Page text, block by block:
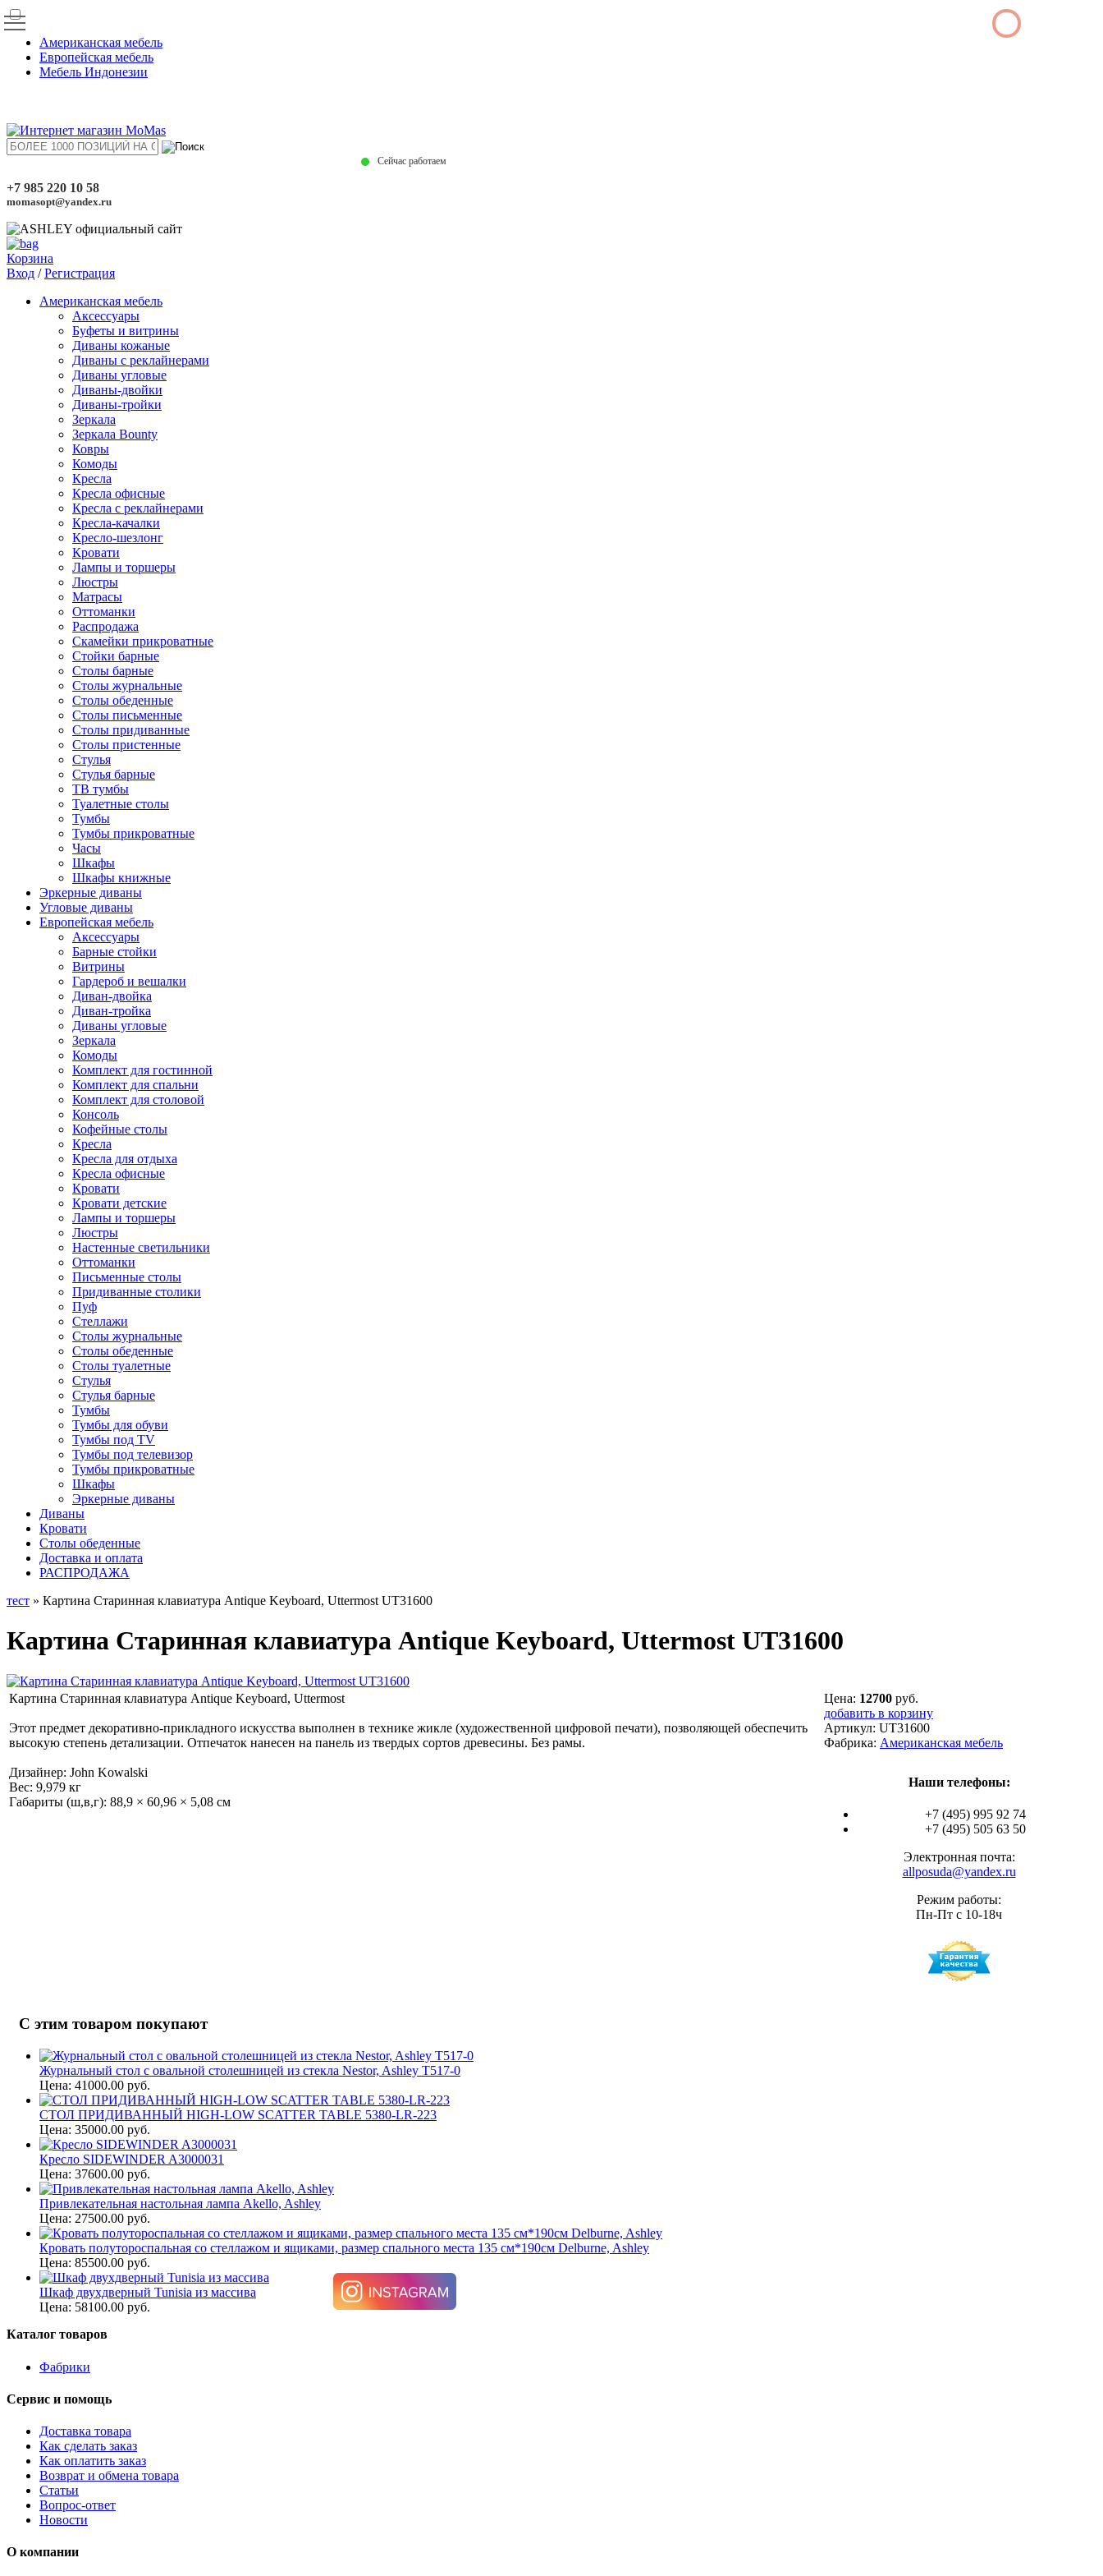
Американская мебель
Европейская мебель
Мебель Индонезии
Сейчас работаем
+7 985 220 10 58
momasopt@yandex.ru
Корзина
Вход /Регистрация
Американская мебель
Аксессуары
Буфеты и витрины
Диваны кожаные
Диваны с реклайнерами
Диваны угловые
Диваны-двойки
Диваны-тройки
Зеркала
Зеркала Bounty
Ковры
Комоды
Кресла
Кресла офисные
Кресла с реклайнерами
Кресла-качалки
Кресло-шезлонг
Кровати
Лампы и торшеры
Люстры
Матрасы
Оттоманки
Распродажа
Скамейки прикроватные
Стойки барные
Столы барные
Столы журнальные
Столы обеденные
Столы письменные
Столы придиванные
Столы пристенные
Стулья
Стулья барные
ТВ тумбы
Туалетные столы
Тумбы
Тумбы прикроватные
Часы
Шкафы
Шкафы книжные
Эркерные диваны
Угловые диваны
Европейская мебель
Аксессуары
Барные стойки
Витрины
Гардероб и вешалки
Диван-двойка
Диван-тройка
Диваны угловые
Зеркала
Комоды
Комплект для гостинной
Комплект для спальни
Комплект для столовой
Консоль
Кофейные столы
Кресла
Кресла для отдыха
Кресла офисные
Кровати
Кровати детские
Лампы и торшеры
Люстры
Настенные светильники
Оттоманки
Письменные столы
Придиванные столики
Пуф
Стеллажи
Столы журнальные
Столы обеденные
Столы туалетные
Стулья
Стулья барные
Тумбы
Тумбы для обуви
Тумбы под TV
Тумбы под телевизор
Тумбы прикроватные
Шкафы
Эркерные диваны
Диваны
Кровати
Столы обеденные
Доставка и оплата
РАСПРОДАЖА
тест » Картина Старинная клавиатура Antique Keyboard, Uttermost UT31600
Картина Старинная клавиатура Antique Keyboard, Uttermost UT31600
Картина Старинная клавиатура Antique Keyboard, Uttermost
Этот предмет декоративно-прикладного искусства выполнен в технике жикле (художественной цифровой печати), позволяющей обеспечить
высокую степень детализации. Отпечаток нанесен на панель из твердых сортов древесины. Без рамы.
Дизайнер: John Kowalski
Вес: 9,979 кг
Габариты (ш,в,г): 88,9 × 60,96 × 5,08 см
Цена: 12700 руб.
добавить в корзину
Артикул: UT31600
Фабрика: Американская мебель
Наши телефоны:
+7 (495) 995 92 74
+7 (495) 505 63 50
Электронная почта:
allposuda@yandex.ru
Режим работы:
Пн-Пт с 10-18ч
С этим товаром покупают
Журнальный стол с овальной столешницей из стекла Nestor, Ashley T517-0
Цена: 41000.00 руб.
СТОЛ ПРИДИВАННЫЙ HIGH-LOW SCATTER TABLE 5380-LR-223
Цена: 35000.00 руб.
Кресло SIDEWINDER A3000031
Цена: 37600.00 руб.
Привлекательная настольная лампа Akello, Ashley
Цена: 27500.00 руб.
Кровать полутороспальная со стеллажом и ящиками, размер спального места 135 см*190см Delburne, Ashley
Цена: 85500.00 руб.
Шкаф двухдверный Tunisia из массива
Цена: 58100.00 руб.
Каталог товаров
Фабрики
Сервис и помощь
Доставка товара
Как сделать заказ
Как оплатить заказ
Возврат и обмена товара
Статьи
Вопрос-ответ
Новости
О компании